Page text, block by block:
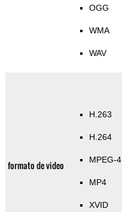
OGG
WMA
WAV
formato de video
H.263
H.264
MPEG-4
MP4
XVID